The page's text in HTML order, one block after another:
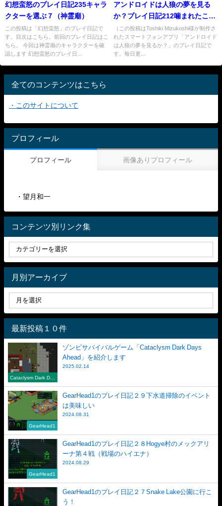
幻想蛮怒のプレイ日記235キャラ
クターを選ぶ７（神霊廟）
この投稿は「幻想蛮怒」のプレイ日記で
す。目次はこちら。前回のプレイ日記はこ
ちら。 今回は神霊廟のキャラクターを確
認します 幻想蛮怒のプレイ日...
アンドロイドは人狼の夢を見る
か？プレイ日記212噛まれたこと
がない猫又
（この投稿はToshiki Mizukoshi様が制作さ
れたスマートフォンアプリ「アンドロイド
は人狼の夢を見るか？」のプレイ日記で
す。毎日更...
全てのコンテンツはこちら
・このサイトについて
プロフィール
プロフィール 画像ありプロフィール
・望月和一
コンテンツ別リンク集
月別アーカイブ
最新投稿１０件
Cataclysm Dark Day
s Ahead
ゾンビサバイバルゲーム「Cataclysm Dark Days
Ahead」を紹介します
2025.02.14
GearHead1
GearHead1のプレイ日記２９下水道掃除のイベント
は美味しい
2024.08.31
GearHead1
GearHead1のプレイ日記２８Hogye村のメックアリ
ーナ第４戦（戦場のハイエナ）
2024.08.29
GearHead1のプレイ日記２７Snake Lake公園に行こ
う！